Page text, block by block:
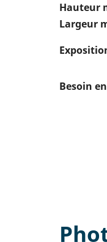
Hauteur
Largeur
Besoin